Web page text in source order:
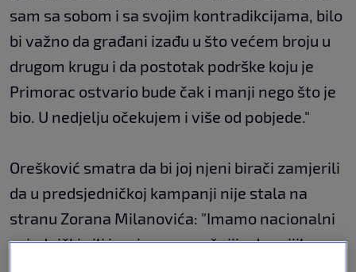
sam sa sobom i sa svojim kontradikcijama, bilo
bi važno da građani izađu u što većem broju u
drugom krugu i da postotak podrške koju je
Primorac ostvario bude čak i manji nego što je
bio. U nedjelju očekujem i više od pobjede."
Orešković smatra da bi joj njeni birači zamjerili
da u predsjedničkoj kampanji nije stala na
stranu Zorana Milanovića: "Imamo nacionalni
zajednički cilj i on je puno važniji od ranijih